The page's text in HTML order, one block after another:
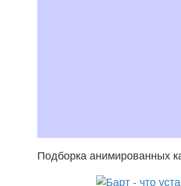
Подборка анимированных